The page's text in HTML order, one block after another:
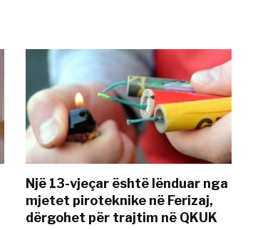
Një 13-vjeçar është lënduar nga
mjetet piroteknike në Ferizaj,
dërgohet për trajtim në QKUK